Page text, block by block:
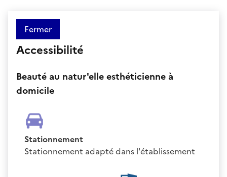
Fermer
Accessibilité
Beauté au natur'elle esthéticienne à
domicile
Stationnement
Stationnement adapté dans l'établissement